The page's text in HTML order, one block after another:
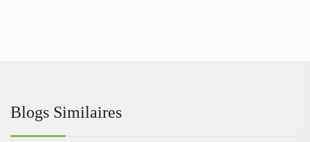
Blogs Similaires